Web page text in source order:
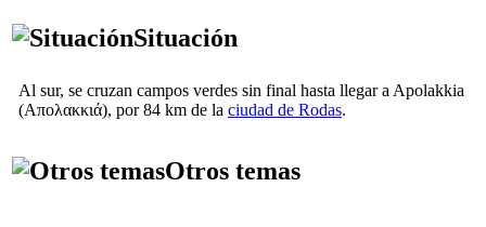
Situación
Al sur, se cruzan campos verdes sin final hasta llegar a Apolakkia
(Απολακκιά), por 84 km de la ciudad de Rodas.
Otros temas